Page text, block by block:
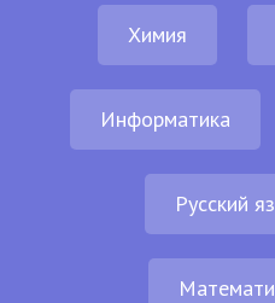
Химия
Информатика
Русский